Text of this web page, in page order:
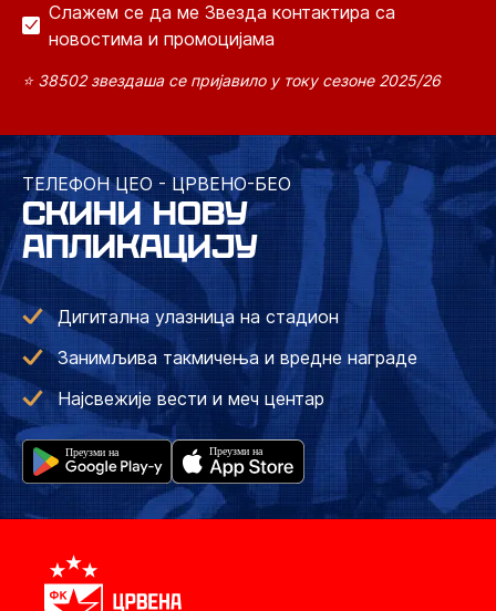
Слажем се да ме Звезда контактира са
новостима и промоцијама
⭐ 38502 звездаша се пријавило у току сезоне 2025/26
ТЕЛЕФОН ЦЕО - ЦРВЕНО-БЕО
СКИНИ НОВУ
АПЛИКАЦИЈУ
Дигитална улазница на стадион
Занимљива такмичења и вредне награде
Најсвежије вести и меч центар